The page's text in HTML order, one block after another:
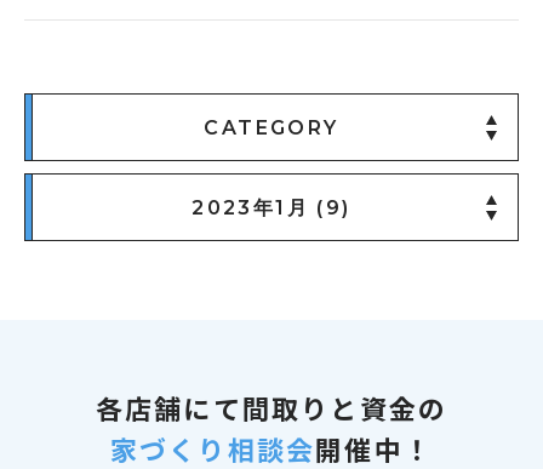
CATEGORY
2023年1月 (9)
各店舗にて間取りと資金の
家づくり相談会開催中！